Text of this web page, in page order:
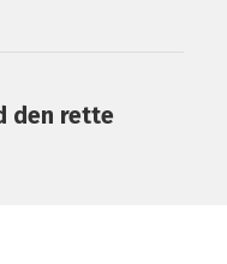
den rette